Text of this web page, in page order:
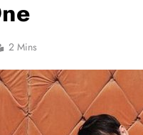
2 Mins